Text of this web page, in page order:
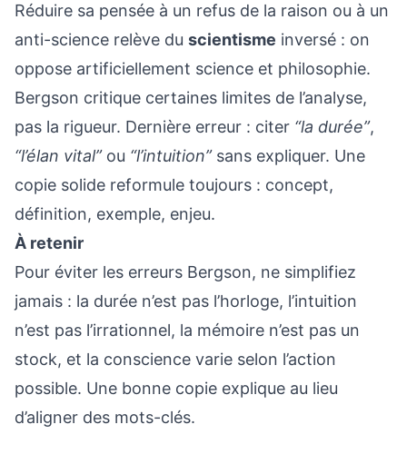
Réduire sa pensée à un refus de la raison ou à un
anti-science relève du scientisme inversé : on
oppose artificiellement science et philosophie.
Bergson critique certaines limites de l’analyse,
pas la rigueur. Dernière erreur : citer “la durée”,
“l’élan vital”ou “l’intuition”sans expliquer. Une
copie solide reformule toujours : concept,
définition, exemple, enjeu.
À retenir
Pour éviter les erreurs Bergson, ne simplifiez
jamais : la durée n’est pas l’horloge, l’intuition
n’est pas l’irrationnel, la mémoire n’est pas un
stock, et la conscience varie selon l’action
possible. Une bonne copie explique au lieu
d’aligner des mots-clés.